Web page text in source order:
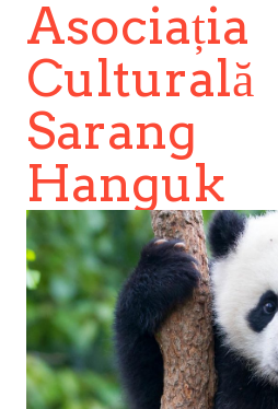
Asociația
Culturală
Sarang
Hanguk